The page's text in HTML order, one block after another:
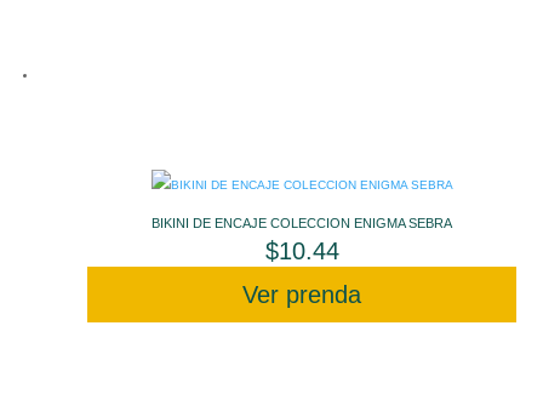
BIKINI DE ENCAJE COLECCION ENIGMA SEBRA
$10.44
Ver prenda